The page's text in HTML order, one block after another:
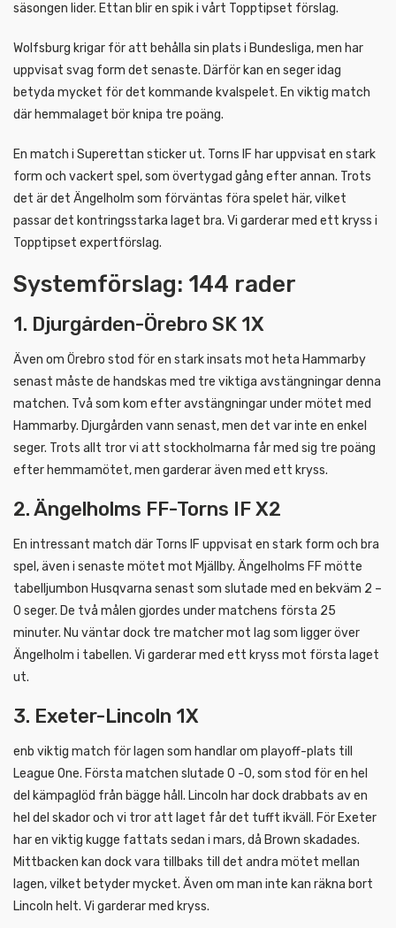
säsongen lider. Ettan blir en spik i vårt Topptipset förslag.
Wolfsburg krigar för att behålla sin plats i Bundesliga, men har
uppvisat svag form det senaste. Därför kan en seger idag
betyda mycket för det kommande kvalspelet. En viktig match
där hemmalaget bör knipa tre poäng.
En match i Superettan sticker ut. Torns IF har uppvisat en stark
form och vackert spel, som övertygad gång efter annan. Trots
det är det Ängelholm som förväntas föra spelet här, vilket
passar det kontringsstarka laget bra. Vi garderar med ett kryss i
Topptipset expertförslag.
Systemförslag: 144 rader
1. Djurgården-Örebro SK 1X
Även om Örebro stod för en stark insats mot heta Hammarby
senast måste de handskas med tre viktiga avstängningar denna
matchen. Två som kom efter avstängningar under mötet med
Hammarby. Djurgården vann senast, men det var inte en enkel
seger. Trots allt tror vi att stockholmarna får med sig tre poäng
efter hemmamötet, men garderar även med ett kryss.
2. Ängelholms FF-Torns IF X2
En intressant match där Torns IF uppvisat en stark form och bra
spel, även i senaste mötet mot Mjällby. Ängelholms FF mötte
tabelljumbon Husqvarna senast som slutade med en bekväm 2 –
0 seger. De två målen gjordes under matchens första 25
minuter. Nu väntar dock tre matcher mot lag som ligger över
Ängelholm i tabellen. Vi garderar med ett kryss mot första laget
ut.
3. Exeter-Lincoln 1X
enb viktig match för lagen som handlar om playoff-plats till
League One. Första matchen slutade 0 -0, som stod för en hel
del kämpaglöd från bägge håll. Lincoln har dock drabbats av en
hel del skador och vi tror att laget får det tufft ikväll. För Exeter
har en viktig kugge fattats sedan i mars, då Brown skadades.
Mittbacken kan dock vara tillbaks till det andra mötet mellan
lagen, vilket betyder mycket. Även om man inte kan räkna bort
Lincoln helt. Vi garderar med kryss.